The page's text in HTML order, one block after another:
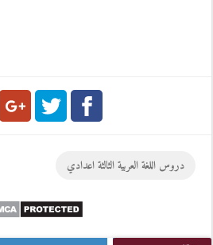
دروس اللغة العربية الثالثة اعدادي